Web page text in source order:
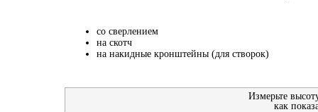
со сверлением
на скотч
на накидные кронштейны (для створок)
Измерьте
как